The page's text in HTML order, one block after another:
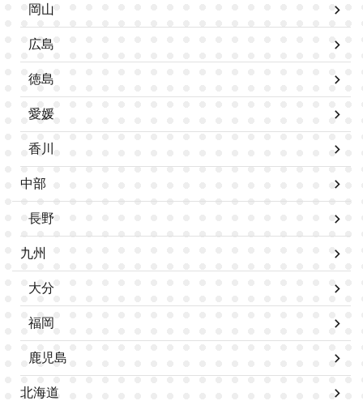
岡山
広島
徳島
愛媛
香川
中部
長野
九州
大分
福岡
鹿児島
北海道